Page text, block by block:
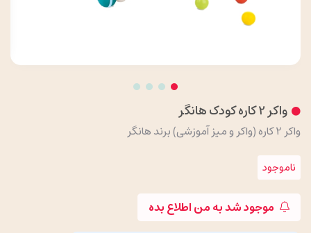
واکر 2 کاره کودک هانگر
واکر 2 کاره (واکر و میز آموزشی) برند هانگر
ناموجود
موجود شد به من اطلاع بده